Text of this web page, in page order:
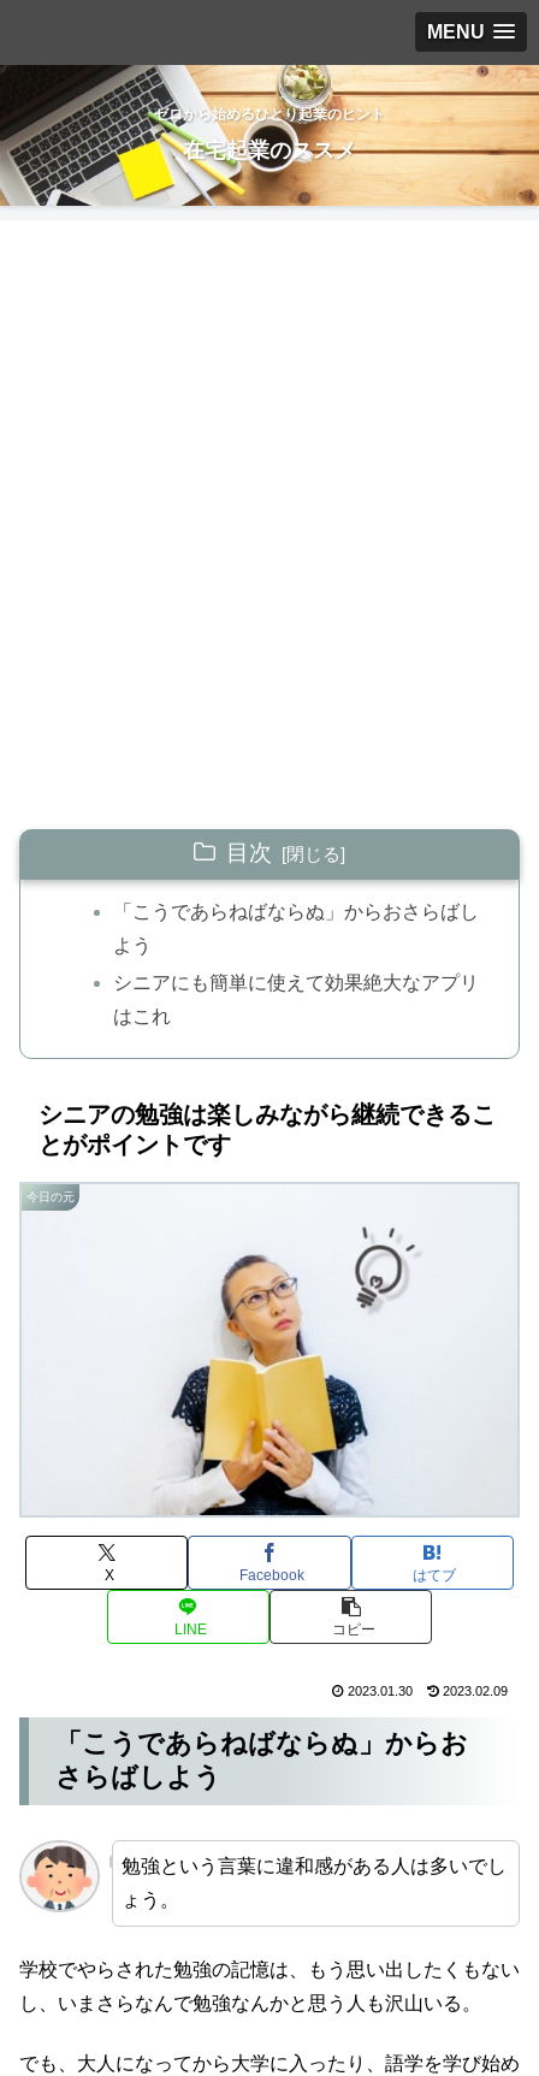
MENU
ゼロから始めるひとり起業のヒント
在宅起業のススメ
目次
「こうであらねばならぬ」からおさらばし
よう
シニアにも簡単に使えて効果絶大なアプリ
はこれ
シニアの勉強は楽しみながら継続できるこ
とがポイントです
今日の元
X Facebook はてブ
LINE コピー
2023.01.30 2023.02.09
「こうであらねばならぬ」からお
さらばしよう
勉強という言葉に違和感がある人は多いでし
ょう。
学校でやらされた勉強の記憶は、もう思い出したくもない
し、いまさらなんで勉強なんかと思う人も沢山いる。
でも、大人になってから大学に入ったり、語学を学び始め